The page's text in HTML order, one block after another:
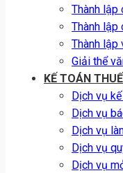
Thành lập
Thành lập
Thành lập
Giải thể
KẾ TOÁN THUẾ
Dịch vụ
Dịch vụ
Dịch vụ
Dịch vụ
Dịch vụ